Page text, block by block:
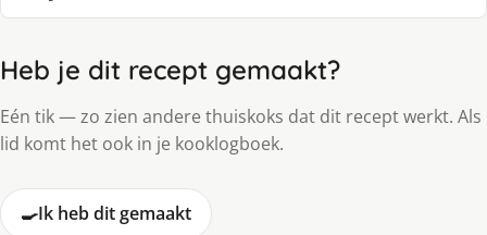
Heb je dit recept gemaakt?
Eén tik — zo zien andere thuiskoks dat dit recept werkt. Als
lid komt het ook in je kooklogboek.
🍳Ik heb dit gemaakt